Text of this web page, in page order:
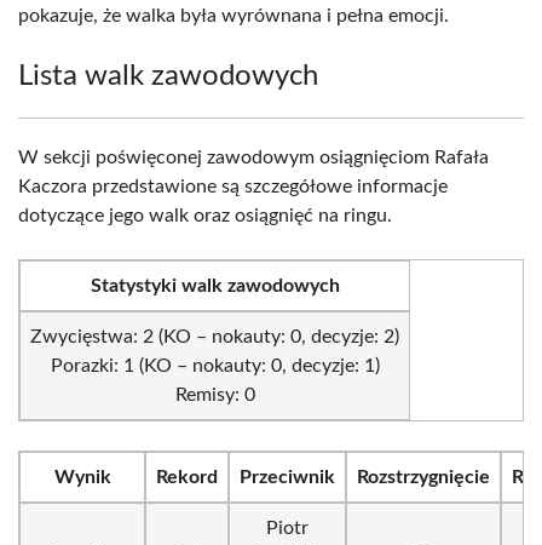
pokazuje, że walka była wyrównana i pełna emocji.
Lista walk zawodowych
W sekcji poświęconej zawodowym osiągnięciom Rafała
Kaczora przedstawione są szczegółowe informacje
dotyczące jego walk oraz osiągnięć na ringu.
Statystyki walk zawodowych
Zwycięstwa: 2 (KO – nokauty: 0, decyzje: 2)
Porazki: 1 (KO – nokauty: 0, decyzje: 1)
Remisy: 0
Wynik Rekord Przeciwnik Rozstrzygnięcie
Piotr